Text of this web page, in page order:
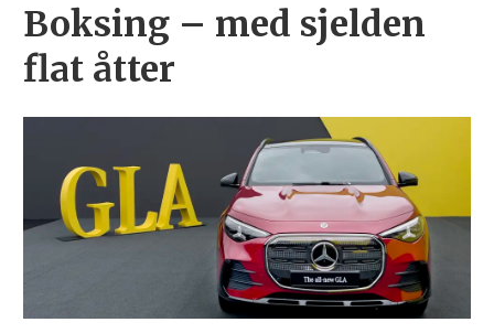
Boksing – med sjelden
flat åtter